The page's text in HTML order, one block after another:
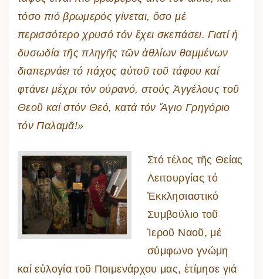
τόσο πιό βρωμερός γίνεται, ὅσο μέ
περισσότερο χρυσό τόν ἔχει σκεπάσει. Γιατί ἡ
δυσωδία τῆς πληγῆς τῶν ἀθλίων θαμμένων
διαπερνάει τό πάχος αὐτοῦ τοῦ τάφου καί
φτάνει μέχρι τόν οὐρανό, στούς Ἀγγέλους τοῦ
Θεοῦ καί στόν Θεό, κατά τόν Ἅγιο Γρηγόριο
τόν Παλαμᾶ!»
Στό τέλος τῆς Θείας
Λειτουργίας τό
Ἐκκλησιαστικό
Συμβούλιο τοῦ
Ἱεροῦ Ναοῦ, μέ
σύμφωνο γνώμη
καί εὐλογία τοῦ Ποιμενάρχου μας, ἐτίμησε γιά